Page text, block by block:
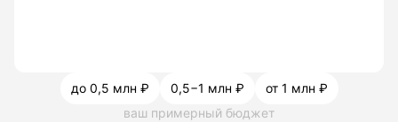
до 0,5 млн ₽ 0,5−1 млн ₽
от 1 млн ₽
ваш примерный бюджет